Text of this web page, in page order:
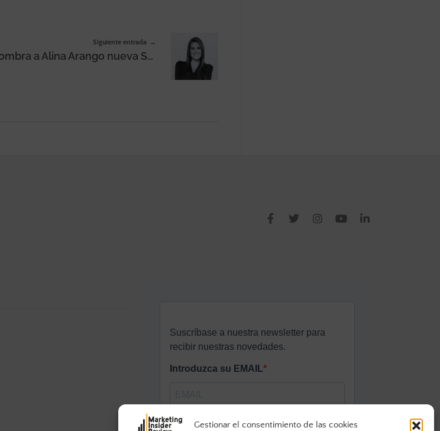
Gestionar el consentimiento de las cookies
Siguiente entrada
EXTE nombra a Alina Arango nueva Sales Director Andean Region para liderar su estrategia comercial en Colombia, Perú, Ecuador y Bolivia